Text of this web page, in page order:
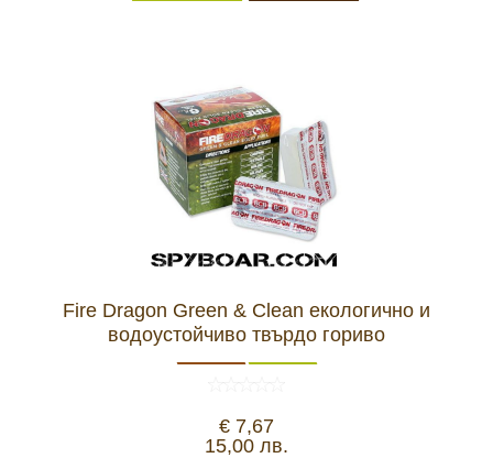
Fire Dragon Green & Clean екологично и
водоустойчиво твърдо гориво
€ 7,67
15,00 лв.